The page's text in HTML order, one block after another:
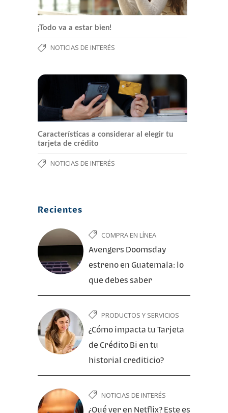
¡Todo va a estar bien!
NOTICIAS DE INTERÉS
Características a considerar al elegir tu
tarjeta de crédito
NOTICIAS DE INTERÉS
Recientes
COMPRA EN LÍNEA
Avengers Doomsday
estreno en Guatemala: lo
que debes saber
PRODUCTOS Y SERVICIOS
¿Cómo impacta tu Tarjeta
de Crédito Bi en tu
historial crediticio?
NOTICIAS DE INTERÉS
¿Qué ver en Netflix? Este es